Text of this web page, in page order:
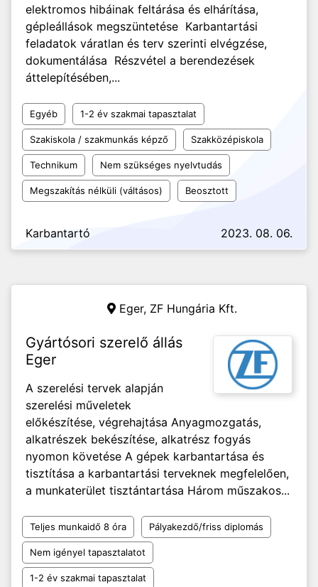
elektromos hibáinak feltárása és elhárítása,
gépleállások megszüntetése Karbantartási
feladatok váratlan és terv szerinti elvégzése,
dokumentálása Részvétel a berendezések
áttelepítésében,...
Egyéb 1-2 év szakmai tapasztalat
Szakiskola / szakmunkás képző Szakközépiskola
Technikum Nem szükséges nyelvtudás
Megszakítás nélküli (váltásos) Beosztott
Karbantartó 2023. 08. 06.
Eger, ZF Hungária Kft.
Gyártósori szerelő állás
Eger
A szerelési tervek alapján
szerelési műveletek
előkészítése, végrehajtása Anyagmozgatás,
alkatrészek bekészítése, alkatrész fogyás
nyomon követése A gépek karbantartása és
tisztítása a karbantartási terveknek megfelelően,
a munkaterület tisztántartása Három műszakos...
Teljes munkaidő 8 óra Pályakezdő/friss diplomás
Nem igényel tapasztalatot
1-2 év szakmai tapasztalat